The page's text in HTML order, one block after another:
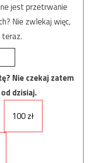
jest przetrwanie
Nie zwlekaj więc,
Nie czekaj zatem
dzisiaj.
100 zł